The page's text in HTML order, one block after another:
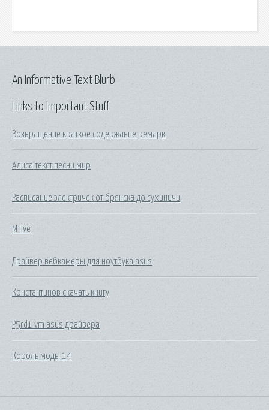
Links to Important Stuff
Возвращение краткое содержание ремарк
Алиса текст песни мир
Расписание электричек от брянска до сухиничи
M live
Драйвер вебкамеры для ноутбука asus
Константинов скачать книгу
P5rd1 vm asus драйвера
Король моды 14
An Informative Text Blurb